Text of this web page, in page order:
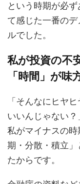
という時期が必
て感じた一番の
ルでした。
私が投資の不
「時間」が味
「そんなにヒヤ
いいんじゃない？
私がマイナスの
期・分散・積立
たからです。